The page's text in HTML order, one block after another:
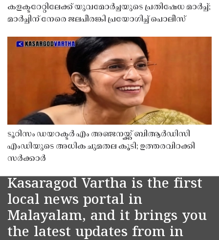
കളക്ടറേറ്റിലേക്ക് യുവമോർച്ചയുടെ പ്രതിഷേധ മാർച്ച്;
മാർച്ചിന് നേരെ ജലപീരങ്കി പ്രയോഗിച്ച് പൊലീസ്
ടൂറിസം ഡയറക്ടർ എം അഞ്ജനയ്ക്ക് ബിആർഡിസി
എംഡിയുടെ അധിക ചുമതല കൂടി; ഉത്തരവിറക്കി
സർക്കാർ
Kasaragod Vartha is the first
local news portal in
Malayalam, and it brings you
the latest updates from in